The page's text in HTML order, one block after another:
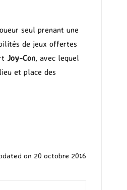
seul prenant une
de jeux offertes
Joy-Con, avec lequel
et place des
on 20 octobre 2016